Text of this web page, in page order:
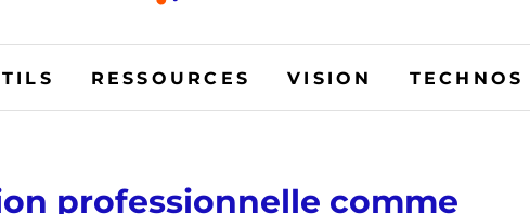
RESSOURCES VISION TECHNOS
professionnelle comme